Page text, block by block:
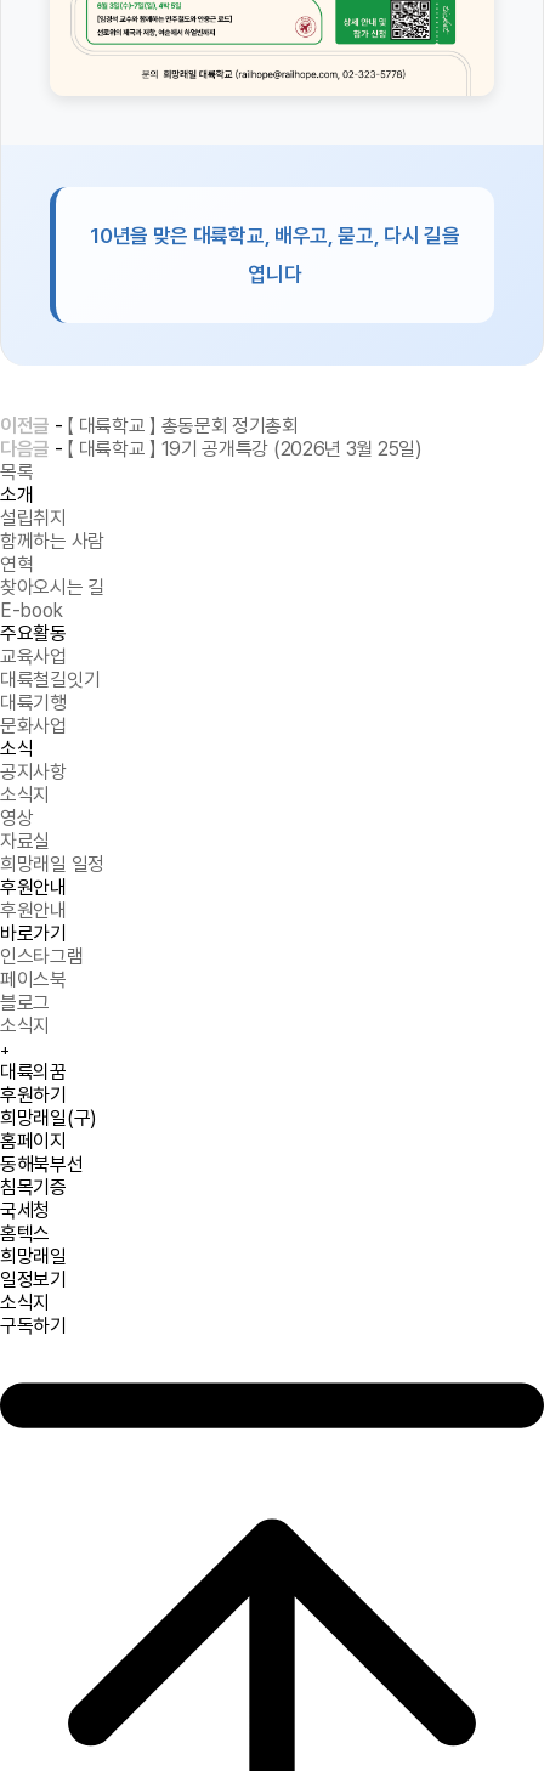
10년을 맞은 대륙학교, 배우고, 묻고, 다시 길을
엽니다
이전글 - 【 대륙학교 】 총동문회 정기총회
다음글 - 【 대륙학교 】 19기 공개특강 (2026년 3월 25일)
목록
소개
설립취지
함께하는 사람
연혁
찾아오시는 길
E-book
주요활동
교육사업
대륙철길잇기
대륙기행
문화사업
소식
공지사항
소식지
영상
자료실
희망래일 일정
후원안내
후원안내
바로가기
인스타그램
페이스북
블로그
소식지
+
Quick menu
대륙의꿈
후원하기
희망래일(구)
홈페이지
동해북부선
침목기증
국세청
홈텍스
희망래일
일정보기
소식지
구독하기